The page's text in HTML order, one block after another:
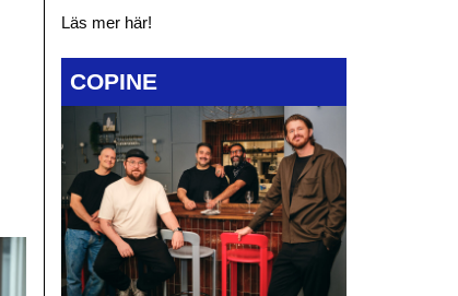
Läs mer här!
COPINE